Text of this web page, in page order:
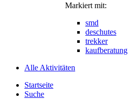
Markiert mit:
smd
deschutes
trekker
kaufberatung
Alle Aktivitäten
Startseite
Suche